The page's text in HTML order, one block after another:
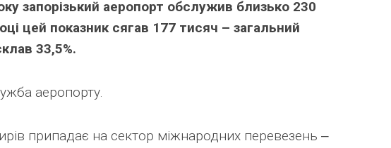
запорізький аеропорт обслужив близько 230
цей показник сягав 177 тисяч – загальний
33,5%.
аеропорту.
припадає на сектор міжнародних перевезень ‒